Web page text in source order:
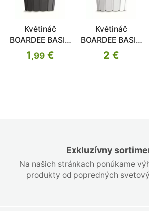
Exkluzívny
Na našich stránkach ponúkame
produkty od popredných
Květináč
BOARDEE BASIC
antracit 23,9cm
1,99€
Květináč
BOARDEE BASIC
bílý 19,9cm
2 €